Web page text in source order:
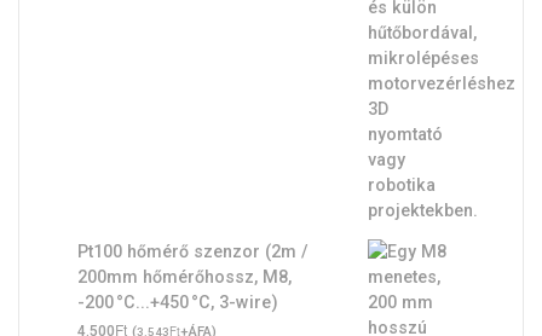
Pt100 hőmérő szenzor (2m /
200mm hőmérőhossz, M8,
-200 °C...+450 °C, 3-wire)
4.500Ft (3.543Ft+ÁFA)